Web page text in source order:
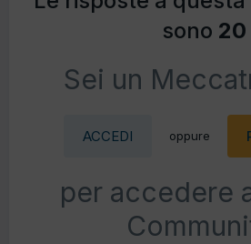
sono 20
Sei un
ACCEDI oppure
per accedere